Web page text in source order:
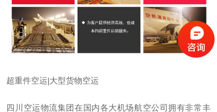
超重件空运|大型货物空运
四川空运物流集团在国内各大机场航空公司拥有非常丰